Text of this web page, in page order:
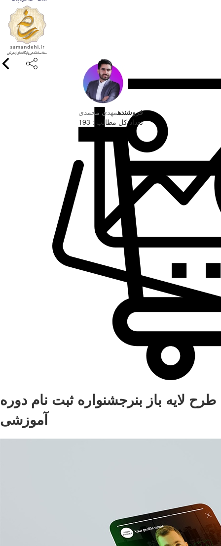
فروشندهمهدی محمدی
تعداد کل مطالب : 193
طرح لایه باز بنرجشنواره ثبت نام دوره
آموزشی